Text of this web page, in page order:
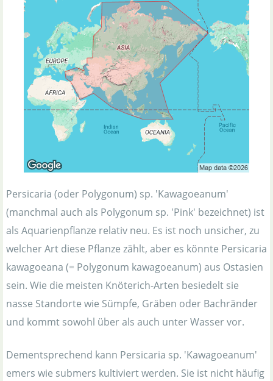
Persicaria (oder Polygonum) sp. 'Kawagoeanum'
(manchmal auch als Polygonum sp. 'Pink' bezeichnet) ist
als Aquarienpflanze relativ neu. Es ist noch unsicher, zu
welcher Art diese Pflanze zählt, aber es könnte Persicaria
kawagoeana (= Polygonum kawagoeanum) aus Ostasien
sein. Wie die meisten Knöterich-Arten besiedelt sie
nasse Standorte wie Sümpfe, Gräben oder Bachränder
und kommt sowohl über als auch unter Wasser vor.
Dementsprechend kann Persicaria sp. 'Kawagoeanum'
emers wie submers kultiviert werden. Sie ist nicht häufig